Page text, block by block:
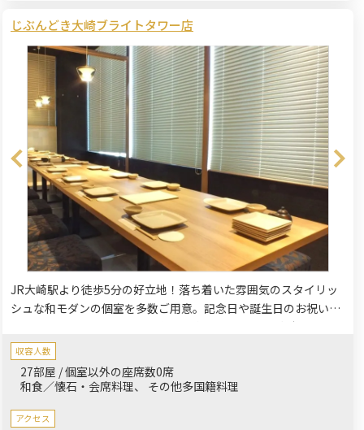
じぶんどき大崎ブライトタワー店
JR大崎駅より徒歩5分の好立地！落ち着いた雰囲気のスタイリッ
シュな和モダンの個室を多数ご用意。記念日や誕生日のお祝いに
ぴったりの懐石など飲み放題付きの多彩なコースがございます。
鮮度抜群の海の幸や山の幸、旬の食材をふんだんに使ったお料理
と厳選した美味しいお酒の数々とともに、お祝いの時間をゆっく
りとお過ごしください。
収容人数
27部屋 / 個室以外の座席数0席
和食／懐石・会席料理
その他多国籍料理
アクセス